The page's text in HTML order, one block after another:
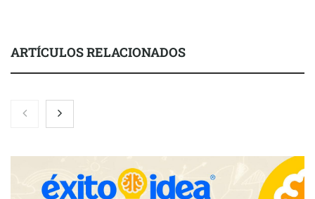
ARTÍCULOS RELACIONADOS
El nuevo mapa de zonas tensionadas abre nuevos frentes
legales para propietarios e inquilinos en Cataluña
La luz roja, el nuevo aftersun, actúa en la recuperación de la piel
después del sol